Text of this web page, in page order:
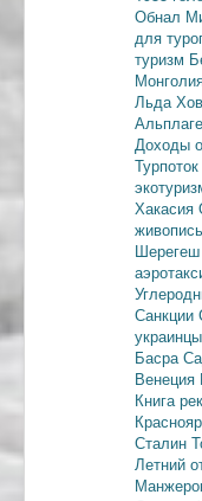
Обнал
для
туризм
Льда
Доходы
Хакасия
живопись
Шерегеш
Санкции
украинцы
Басра
Венеция
Книга
Сталин
Летний